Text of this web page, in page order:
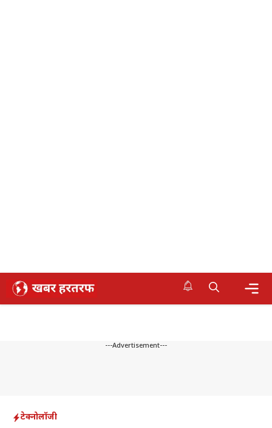
Skip
---Advertisement---
टेक्नोलॉजी